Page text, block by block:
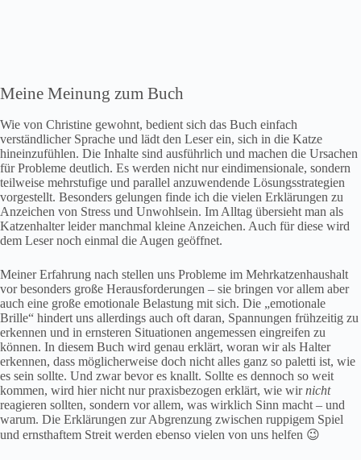
Meine Meinung zum Buch
Wie von Christine gewohnt, bedient sich das Buch einfach
verständlicher Sprache und lädt den Leser ein, sich in die Katze
hineinzufühlen. Die Inhalte sind ausführlich und machen die Ursachen
für Probleme deutlich. Es werden nicht nur eindimensionale, sondern
teilweise mehrstufige und parallel anzuwendende Lösungsstrategien
vorgestellt. Besonders gelungen finde ich die vielen Erklärungen zu
Anzeichen von Stress und Unwohlsein. Im Alltag übersieht man als
Katzenhalter leider manchmal kleine Anzeichen. Auch für diese wird
dem Leser noch einmal die Augen geöffnet.
Meiner Erfahrung nach stellen uns Probleme im Mehrkatzenhaushalt
vor besonders große Herausforderungen – sie bringen vor allem aber
auch eine große emotionale Belastung mit sich. Die „emotionale
Brille“ hindert uns allerdings auch oft daran, Spannungen frühzeitig zu
erkennen und in ernsteren Situationen angemessen eingreifen zu
können. In diesem Buch wird genau erklärt, woran wir als Halter
erkennen, dass möglicherweise doch nicht alles ganz so paletti ist, wie
es sein sollte. Und zwar bevor es knallt. Sollte es dennoch so weit
kommen, wird hier nicht nur praxisbezogen erklärt, wie wirnicht
reagieren sollten, sondern vor allem, was wirklich Sinn macht – und
warum. Die Erklärungen zur Abgrenzung zwischen ruppigem Spiel
und ernsthaftem Streit werden ebenso vielen von uns helfen 😉